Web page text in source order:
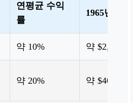
연평균 수익
률
1965년
약 10% 약
약 20% 약